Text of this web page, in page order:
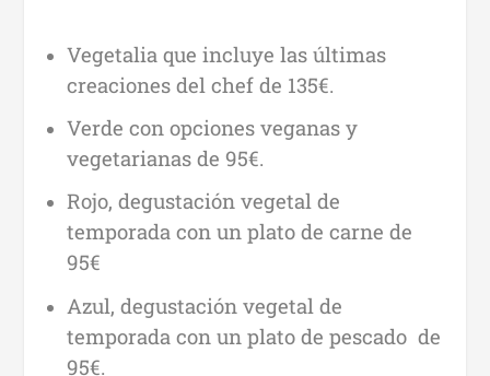
Vegetalia que incluye las últimas
creaciones del chef de 135€.
Verde con opciones veganas y
vegetarianas de 95€.
Rojo, degustación vegetal de
temporada con un plato de carne de
95€
Azul, degustación vegetal de
temporada con un plato de pescado de
95€.